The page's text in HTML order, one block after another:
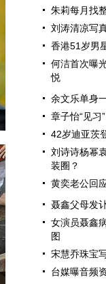
朱莉每月找
刘涛清凉写
香港51岁男
何洁首次曝
悦
余文乐单身
章子怡“见习
42岁迪亚茨
刘诗诗杨幂
装圈？
黄奕老公回
聂鑫父母发
女演员聂鑫
图
宋慧乔珠宝
台媒曝音频